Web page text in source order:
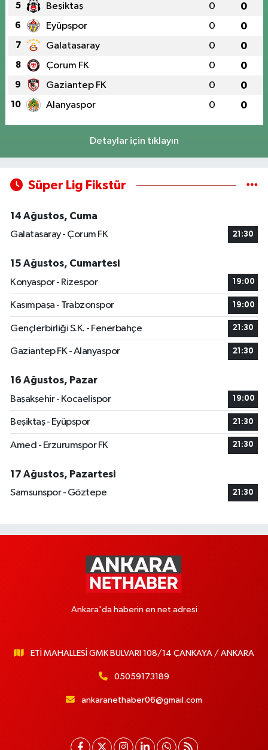
5 Beşiktaş 0 0
6 Eyüpspor 0 0
7 Galatasaray 0 0
8 Çorum FK 0 0
9 Gaziantep FK 0 0
10 Alanyaspor 0 0
Detaylar için tıklayın
Süper Lig Fikstür
14 Ağustos, Cuma
Galatasaray - Çorum FK
21:30
15 Ağustos, Cumartesi
Konyaspor - Rizespor
19:00
Kasımpaşa - Trabzonspor 19:00
Gençlerbirliği S.K. - Fenerbahçe 21:30
Gaziantep FK - Alanyaspor 21:30
16 Ağustos, Pazar
Başakşehir - Kocaelispor
19:00
Beşiktaş - Eyüpspor 21:30
Amed - Erzurumspor FK 21:30
17 Ağustos, Pazartesi
Samsunspor - Göztepe
21:30
Ankara'da haberin en net adresi
ETİ MAHALLESİ GMK BULVARI 108/14 ÇANKAYA / ANKARA
05059173189
ankaranethaber06@gmail.com